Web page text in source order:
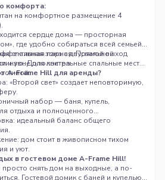
комфорта:
на комфортное размещение 4
сердце дома — просторная
где удобно собираться всей семьей.
парная. Прямой выход
и зоне для костра.
спальная зона с двуспальной
Дополнительные спальные места
A-Frame Hill для аренды?
«Второй свет» создает неповторимую,
набор — баня, купель,
отдыха и полноценного
идеальный баланс общего
дом стоит в живописном тихом
и уют.
в гостевом доме A-Frame Hill!
снять дом на выходные, а по-
Гостевой домик с баней и купелью